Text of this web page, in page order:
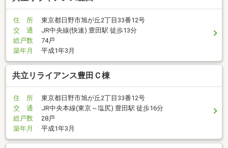
住 所
東京都日野市旭が丘2丁目33番12号
交 通
JR中央線(快速) 豊田駅 徒歩13分
総戸数
74戸
築年月
平成1年3月
共立リライアンス豊田Ｃ棟
住 所
東京都日野市旭が丘2丁目33番12号
交 通
JR中央本線(東京～塩尻) 豊田駅 徒歩16分
総戸数
28戸
築年月
平成1年3月